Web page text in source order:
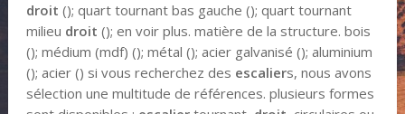
droit (); quart tournant bas gauche (); quart tournant
milieu droit (); en voir plus. matière de la structure. bois
(); médium (mdf) (); métal (); acier galvanisé (); aluminium
(); acier () si vous recherchez des escaliers, nous avons
sélection une multitude de références. plusieurs formes